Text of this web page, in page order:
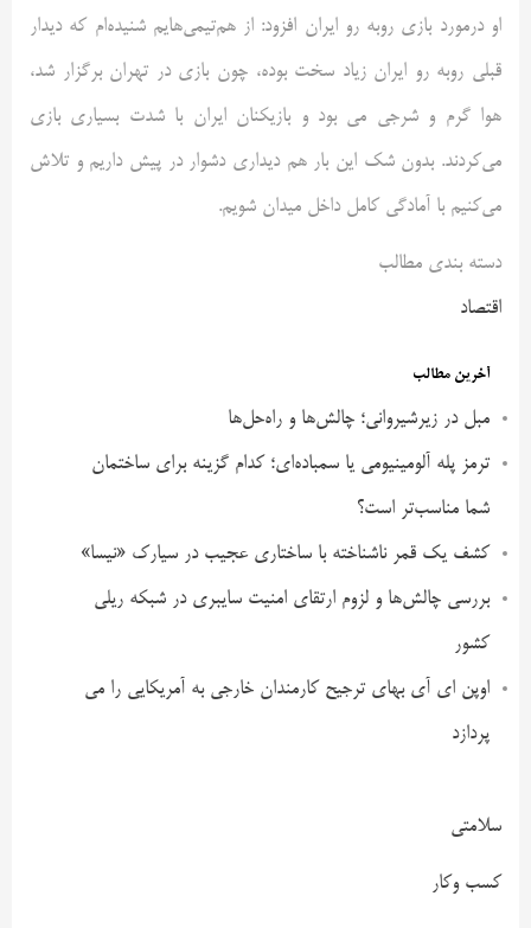
او درمورد بازی روبه رو ایران افزود: از هم‌تیمی‌هایم شنیده‌ام که دیدار
قبلی روبه رو ایران زیاد سخت بوده، چون بازی در تهران برگزار شد،
هوا گرم و شرجی می بود و بازیکنان ایران با شدت بسیاری بازی
می‌کردند. بدون شک این بار هم دیداری دشوار در پیش داریم و تلاش
می‌کنیم با آمادگی کامل داخل میدان شویم.
دسته بندی مطالب
اقتصاد
آخرین مطالب
مبل در زیرشیروانی؛ چالش‌ها و راه‌حل‌ها
ترمز پله آلومینیومی یا سمباده‌ای؛ کدام گزینه برای ساختمان
شما مناسب‌تر است؟
کشف یک قمر ناشناخته با ساختاری عجیب در سیارک «نیسا»
بررسی چالش‌ها و لزوم ارتقای امنیت سایبری در شبکه ریلی
کشور
اوپن ای آی بهای ترجیح کارمندان خارجی به آمریکایی را می
پردازد
سلامتی
کسب وکار